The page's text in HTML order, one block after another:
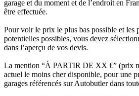
garage et du moment et de l’endroit en
être effectuée.
Pour voir le prix le plus bas possible et les
potentielles possibles, vous devez
dans l’aperçu de vos devis.
La mention “À PARTIR DE XX €” (prix
actuel le moins cher disponible, pour une
garages référencés sur Autobutler dans